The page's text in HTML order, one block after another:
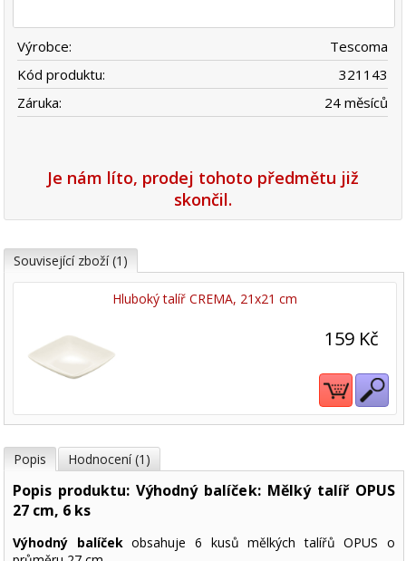
Výrobce:
Tescoma
Kód produktu:
321143
Záruka:
24 měsíců
Je nám líto, prodej tohoto předmětu již
skončil.
Související zboží (1)
Hluboký talíř CREMA, 21x21 cm
159 Kč
Popis Hodnocení (1)
Popis produktu: Výhodný balíček: Mělký talíř OPUS
27 cm, 6 ks
Výhodný balíčekobsahuje 6 kusů mělkých talířů OPUS o